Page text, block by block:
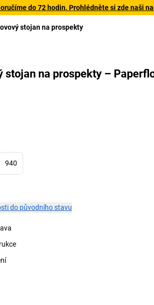
do 72 hodin. Prohlédněte si zde naši
stojan na prospekty
stojan na prospekty –
940
do původního stavu